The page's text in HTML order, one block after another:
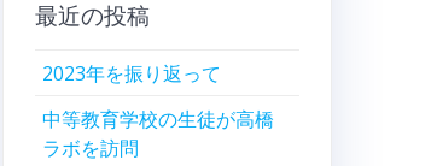
最近の投稿
2023年を振り返って
中等教育学校の生徒が高橋
ラボを訪問